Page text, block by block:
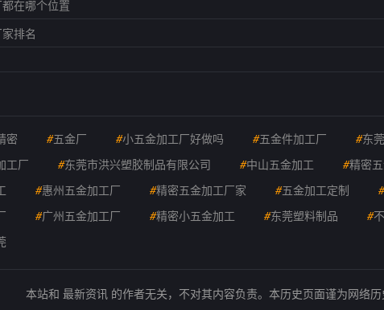
在哪个位置
排名
密 #五金厂 #小五金加工厂好做吗 #五金件加工厂 #东
工厂 #东莞市洪兴塑胶制品有限公司 #中山五金加工 #精密
#惠州五金加工厂 #精密五金加工厂家 #五金加工定制 #
#广州五金加工厂 #精密小五金加工 #东莞塑料制品 #
本站和 最新资讯 的作者无关，不对其内容负责。本历史页面谨为网络